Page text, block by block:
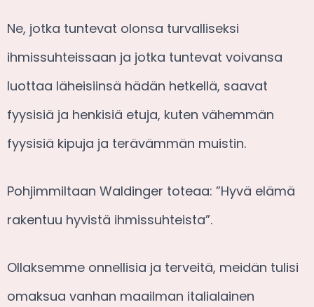
Ne, jotka tuntevat olonsa turvalliseksi
ihmissuhteissaan ja jotka tuntevat voivansa
luottaa läheisiinsä hädän hetkellä, saavat
fyysisiä ja henkisiä etuja, kuten vähemmän
fyysisiä kipuja ja terävämmän muistin.
Pohjimmiltaan Waldinger toteaa: ”Hyvä elämä
rakentuu hyvistä ihmissuhteista”.
Ollaksemme onnellisia ja terveitä, meidän tulisi
omaksua vanhan maailman italialainen